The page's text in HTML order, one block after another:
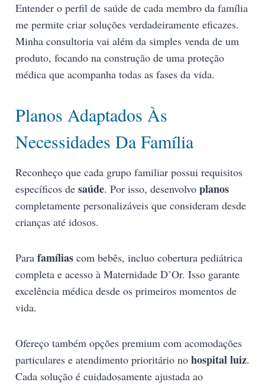
Entender o perfil de saúde de cada membro da família
me permite criar soluções verdadeiramente eficazes.
Minha consultoria vai além da simples venda de um
produto, focando na construção de uma proteção
médica que acompanha todas as fases da vida.
Planos Adaptados Às
Necessidades Da Família
Reconheço que cada grupo familiar possui requisitos
específicos de saúde. Por isso, desenvolvo planos
completamente personalizáveis que consideram desde
crianças até idosos.
Para famílias com bebês, incluo cobertura pediátrica
completa e acesso à Maternidade D’Or. Isso garante
excelência médica desde os primeiros momentos de
vida.
Ofereço também opções premium com acomodações
particulares e atendimento prioritário no hospital luiz.
Cada solução é cuidadosamente ajustada ao